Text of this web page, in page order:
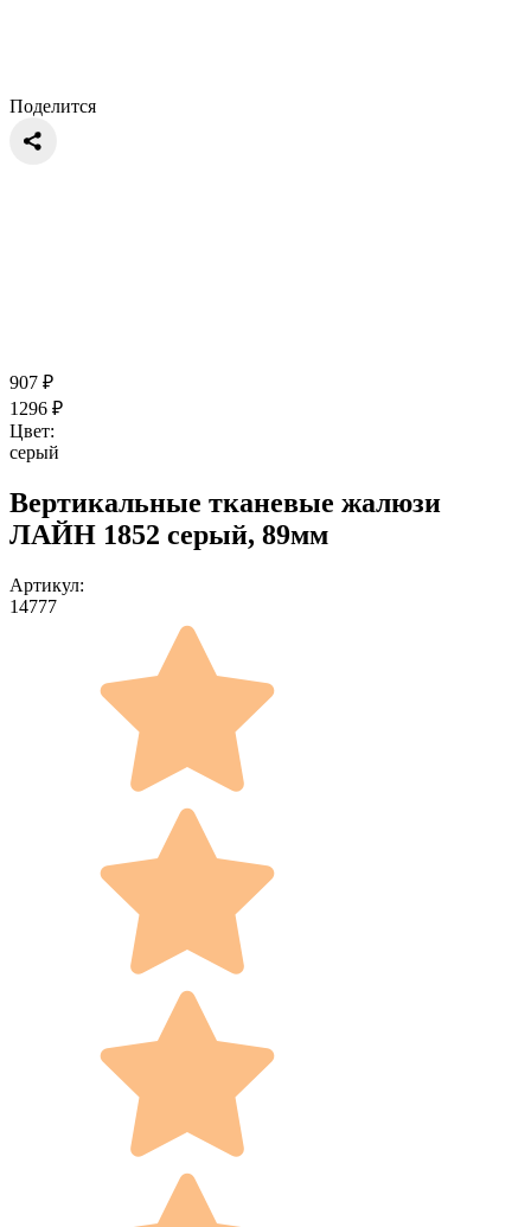
Поделится
907 ₽
1296 ₽
Цвет:
серый
Вертикальные тканевые жалюзи
ЛАЙН 1852 серый, 89мм
Артикул:
14777